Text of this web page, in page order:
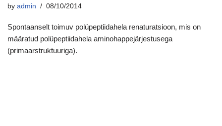
by admin 08/10/2014
Spontaanselt toimuv polüpeptiidahela renaturatsioon, mis on
määratud polüpeptiidahela aminohappejärjestusega
(primaarstruktuuriga).